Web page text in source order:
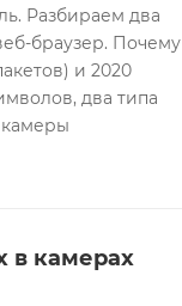
Разбираем два
браузер. Почему
и 2020
два типа
камеры
в камерах